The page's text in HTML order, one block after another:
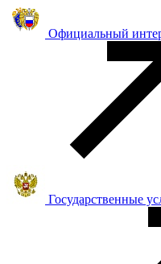
Официальный
Государственные